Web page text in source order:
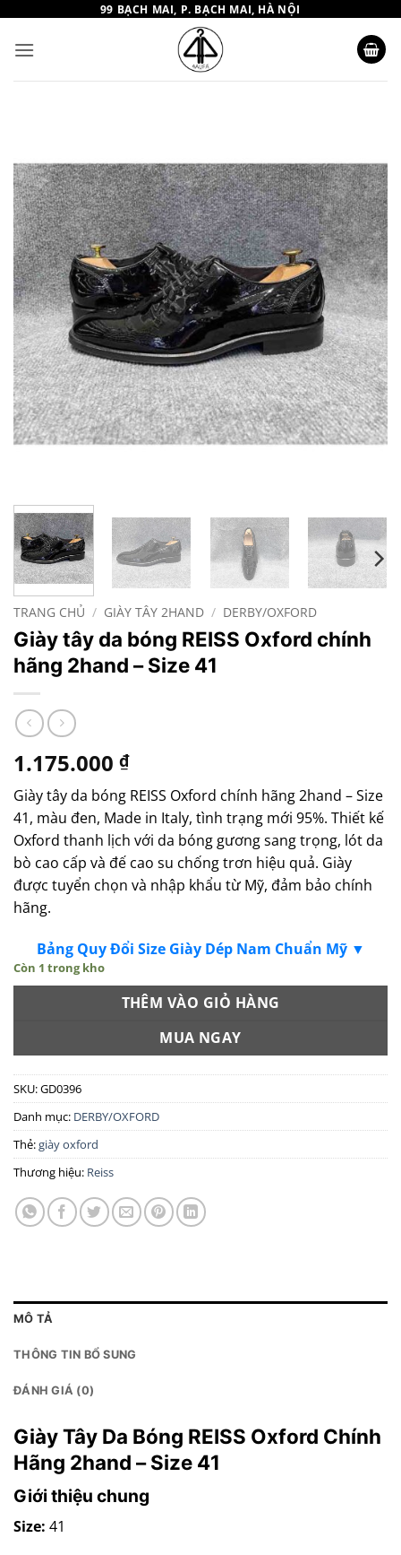
nội
dung
99 BẠCH MAI, P. BẠCH MAI, HÀ NỘI
TRANG CHỦ / GIÀY TÂY 2HAND / DERBY/OXFORD
Giày tây da bóng REISS Oxford chính
hãng 2hand – Size 41
1.175.000 ₫
Giày tây da bóng REISS Oxford chính hãng 2hand – Size
41, màu đen, Made in Italy, tình trạng mới 95%. Thiết kế
Oxford thanh lịch với da bóng gương sang trọng, lót da
bò cao cấp và đế cao su chống trơn hiệu quả. Giày
được tuyển chọn và nhập khẩu từ Mỹ, đảm bảo chính
hãng.
Bảng Quy Đổi Size Giày Dép Nam Chuẩn Mỹ ▼
Còn 1 trong kho
THÊM VÀO GIỎ HÀNG
MUA NGAY
SKU:GD0396
Danh mục: DERBY/OXFORD
Thẻ:giày oxford
Thương hiệu: Reiss
MÔ TẢ
THÔNG TIN BỔ SUNG
ĐÁNH GIÁ (0)
Giày Tây Da Bóng REISS Oxford Chính
Hãng 2hand – Size 41
Giới thiệu chung
Size: 41